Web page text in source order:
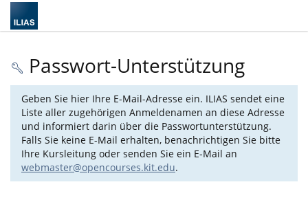
Passwort-Unterstützung
Geben Sie hier Ihre E-Mail-Adresse ein. ILIAS sendet eine
Liste aller zugehörigen Anmeldenamen an diese Adresse
und informiert darin über die Passwortunterstützung.
Falls Sie keine E-Mail erhalten, benachrichtigen Sie bitte
Ihre Kursleitung oder senden Sie ein E-Mail an
webmaster@opencourses.kit.edu.